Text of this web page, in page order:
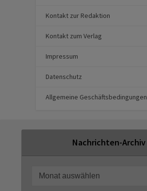
Kontakt zur Redaktion
Kontakt zum Verlag
Impressum
Datenschutz
Allgemeine Geschäftsbedingungen
Nachrichten-Archiv